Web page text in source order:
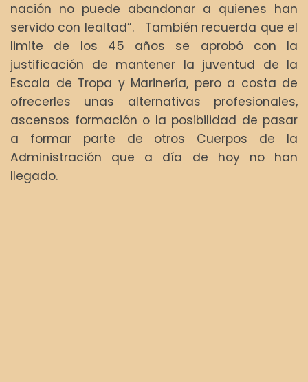
nación no puede abandonar a quienes han
servido con lealtad”. También recuerda que el
limite de los 45 años se aprobó con la
justificación de mantener la juventud de la
Escala de Tropa y Marinería, pero a costa de
ofrecerles unas alternativas profesionales,
ascensos formación o la posibilidad de pasar
a formar parte de otros Cuerpos de la
Administración que a día de hoy no han
llegado.